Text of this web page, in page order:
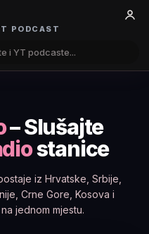
PODCAST
– Slušajte
stanice
iz Hrvatske, Srbije,
Crne Gore, Kosova i
jednom mjestu.